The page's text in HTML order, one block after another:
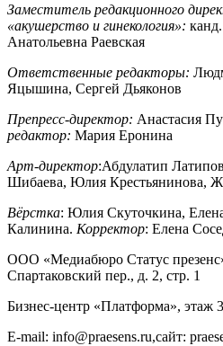
Заместитель редакционного
«акушерство и гинекология»:
Анатольевна Раевская
Ответственные редакторы:
Яцышина, Сергей Дьяконов
Препресс-директор: Анастасия
редактор: Мария Еронина
Арт-директор:Абдулатип
Шибаева, Юлия Крестьянинова,
Вёрстка: Юлия Скуточкина,
Калинина. Корректор: Елена
ООО «Медиабюро Статус
Спартаковский пер., д. 2, стр. 1
Бизнес-центр «Платформа», этаж
E-mail: info@praesens.ru,сайт: